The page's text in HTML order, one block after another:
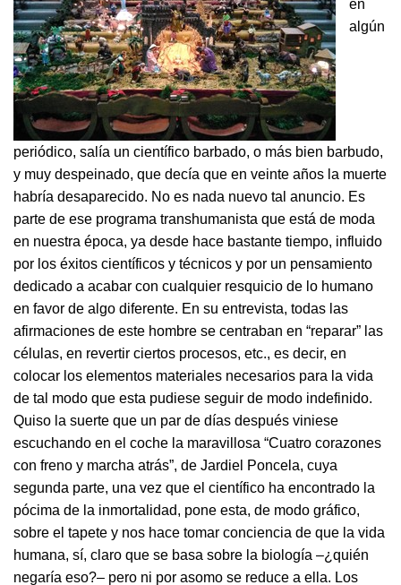
en
algún
periódico, salía un científico barbado, o más bien barbudo,
y muy despeinado, que decía que en veinte años la muerte
habría desaparecido. No es nada nuevo tal anuncio. Es
parte de ese programa transhumanista que está de moda
en nuestra época, ya desde hace bastante tiempo, influido
por los éxitos científicos y técnicos y por un pensamiento
dedicado a acabar con cualquier resquicio de lo humano
en favor de algo diferente. En su entrevista, todas las
afirmaciones de este hombre se centraban en “reparar” las
células, en revertir ciertos procesos, etc., es decir, en
colocar los elementos materiales necesarios para la vida
de tal modo que esta pudiese seguir de modo indefinido.
Quiso la suerte que un par de días después viniese
escuchando en el coche la maravillosa “Cuatro corazones
con freno y marcha atrás”, de Jardiel Poncela, cuya
segunda parte, una vez que el científico ha encontrado la
pócima de la inmortalidad, pone esta, de modo gráfico,
sobre el tapete y nos hace tomar conciencia de que la vida
humana, sí, claro que se basa sobre la biología –¿quién
negaría eso?– pero ni por asomo se reduce a ella. Los